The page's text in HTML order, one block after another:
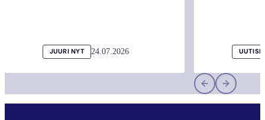
JUURI NYT 24.07.2026